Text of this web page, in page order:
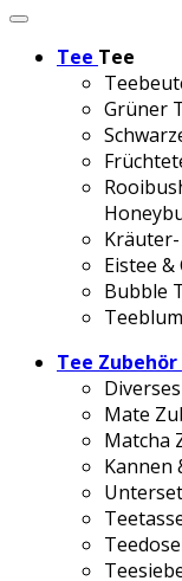
Tee Tee
Grüner
Eistee &
Bubble
Tee Zubehör
Mate
Matcha
Kannen